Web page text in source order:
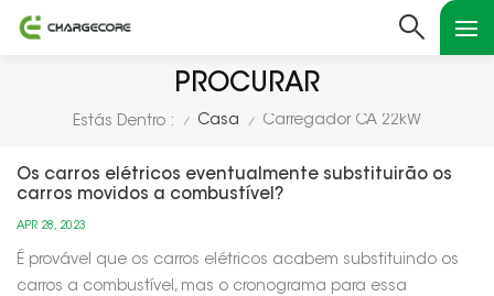
PROCURAR
Estás Dentro : / Casa / Carregador CA 22kW
Os carros elétricos eventualmente substituirão os
carros movidos a combustível?
APR 28, 2023
É provável que os carros elétricos acabem substituindo os
carros a combustível, mas o cronograma para essa